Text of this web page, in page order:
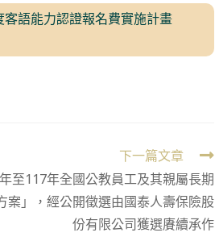
語能力認證報名費實施計畫
下一篇文章
年至117年全國公教員工及其親屬長期
案」，經公開徵選由國泰人壽保險股
份有限公司獲選賡續承作